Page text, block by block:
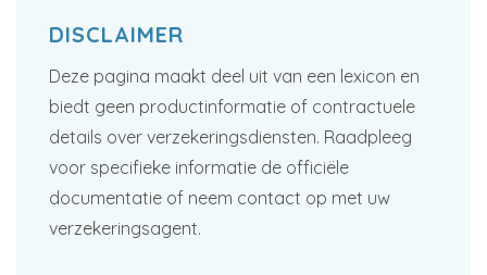
DISCLAIMER
Deze pagina maakt deel uit van een lexicon en
biedt geen productinformatie of contractuele
details over verzekeringsdiensten. Raadpleeg
voor specifieke informatie de officiële
documentatie of neem contact op met uw
verzekeringsagent.